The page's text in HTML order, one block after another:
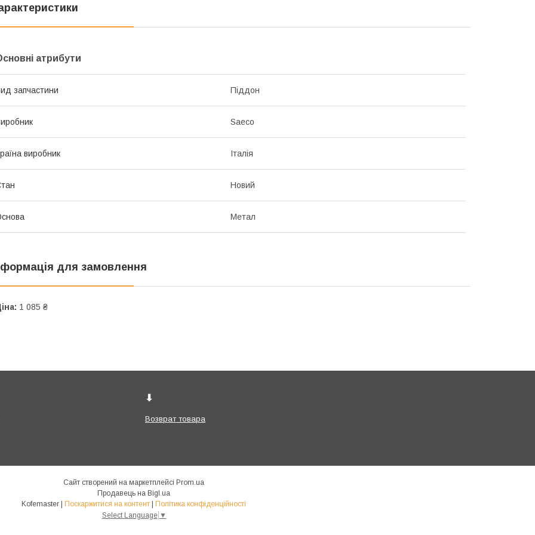
атрибути
запчастини Піддон
Saeco
виробник Італія
Новий
Метал
для замовлення
1 085 ₴
⬇
Возврат товара
Сайт створений на маркетплейсі Prom.ua
Продавець на Bigl.ua
Поскаржитися на контент
Політика конфіденційності
Select Language ▼